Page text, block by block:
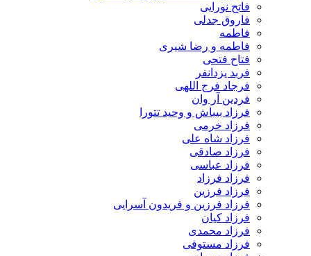
فاتح نورایی
فاروق جدلی
فاطمه
فاطمه و رضا شیری
فتاح فتحی
فربد یزدانفر
فرجاد فرج اللهی
فردین آر وان
فرزاد بیباش و وحید تتورا
فرزاد خرمی
فرزاد شاه علی
فرزاد صادقی
فرزاد عباسی
فرزاد فرزاد
فرزاد فرزین
فرزاد فرزین و فریدون آسرایی
فرزاد کیان
فرزاد محمدی
فرزاد مستوفی